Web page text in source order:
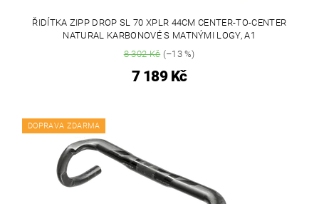
ŘIDÍTKA ZIPP DROP SL 70 XPLR 44CM CENTER-TO-CENTER
NATURAL KARBONOVÉ S MATNÝMI LOGY, A1
8 302 Kč(–13 %)
7 189 Kč
DOPRAVA ZDARMA